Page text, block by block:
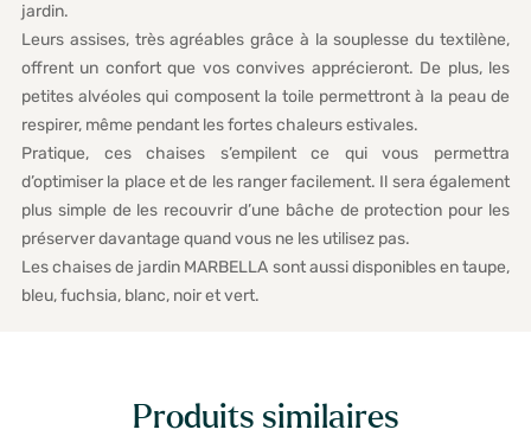
jardin.
Leurs assises, très agréables grâce à la souplesse du textilène,
offrent un confort que vos convives apprécieront. De plus, les
petites alvéoles qui composent la toile permettront à la peau de
respirer, même pendant les fortes chaleurs estivales.
Pratique, ces chaises s’empilent ce qui vous permettra
d’optimiser la place et de les ranger facilement. Il sera également
plus simple de les recouvrir d’une bâche de protection pour les
préserver davantage quand vous ne les utilisez pas.
Les chaises de jardin MARBELLA sont aussi disponibles en taupe,
bleu, fuchsia, blanc, noir et vert.
Produits similaires